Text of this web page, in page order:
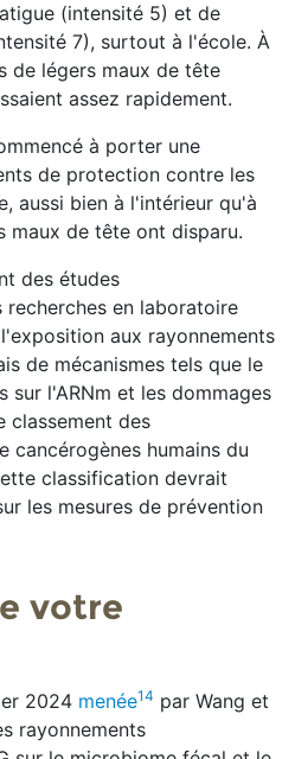
(intensité 5) et de
7), surtout à l'école. À
de légers maux de tête
assez rapidement.
à porter une
de protection contre les
aussi bien à l'intérieur qu'à
maux de tête ont disparu.
des études
en laboratoire
aux rayonnements
de mécanismes tels que le
sur l'ARNm et les dommages
classement des
cancérogènes humains du
classification devrait
les mesures de prévention
votre
2024 menée14 par Wang et
rayonnements